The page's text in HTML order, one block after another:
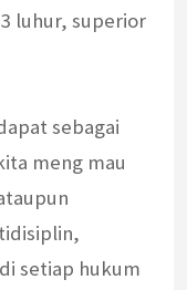
luhur, superior
sebagai
meng mau
setiap hukum